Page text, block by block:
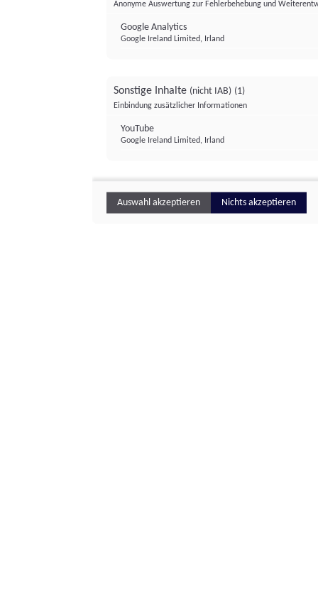
Anonyme Auswertung zur Fehlerbehebung und
Google Analytics
Google Ireland Limited, Irland
Sonstige Inhalte (nicht IAB) (1)
Einbindung zusätzlicher Informationen
YouTube
Google Ireland Limited, Irland
Auswahl akzeptieren Nichts akzeptieren